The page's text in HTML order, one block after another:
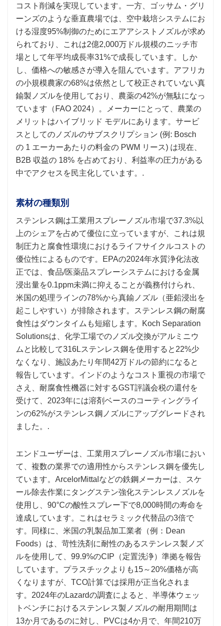
コスト削減を実現しています。一方、ゴッサム・グリ
ーンズのような垂直農場では、空中栽培システムにお
ける湿度95%制御のためにエアアシストノズルが求め
られており、これは2億2,000万ドル規模のニッチ市
場として年平均成長率31%で成長しています。しか
し、価格への敏感さが導入を阻んでいます。アフリカ
の小規模農家の68%は依然として校正されていない真
鍮製ノズルを使用しており、農薬の42%が無駄になっ
ています（FAO 2024）。メーカーにとって、農業の
メリットはハイブリッド モデルにあります。サービ
スとしてのノズルのサブスクリプション (例: Bosch
の 1 エーカーあたりの料金の PWM リース) は現在、
B2B 収益の 18% を占めており、利益率の圧力がある
中でアクセスを民主化しています。.
素材の種類別
ステンレス鋼は工業用スプレーノズル市場で37.3%以
上のシェアを占めて優位に立っていますが、これは規
制圧力と腐食性環境におけるライフサイクルコストの
優位性によるものです。EPAの2024年水質浄化法改
正では、食品/医薬品スプレーシステムにおける金属
浸出量を0.1ppm未満に抑えることが義務付けられ、
米国の処理ラインの78%から真鍮ノズル（亜鉛浸出を
起こしやすい）が排除されます。ステンレス鋼の耐腐
食性はダウンタイムも短縮します。Koch Separation
Solutionsは、化学工場でのノズル交換がアルミニウ
ムと比較して316Lステンレス鋼を使用すると22%少
なくなり、施設あたり年間42万ドルの節約になると
報告しています。インドのようなコスト重視の市場で
さえ、耐腐食性機器に対するGST評議会税の還付を
受けて、2023年には溶剤ベースのコーティングライ
ンの62%がステンレス鋼ノズルにアップグレードされ
ました。.
エンドユーザーは、工業用スプレーノズル市場におい
て、複数の業界での適用性からステンレス鋼を優先し
ています。ArcelorMittalなどの鉄鋼メーカーは、スケ
ール除去作業にタングステン強化ステンレスノズルを
使用し、90°Cの酸性スプレー下で8,000時間の寿命を
達成しています。これはセラミック代替品の3倍で
す。同様に、米国の乳製品加工業者（例：Dean
Foods）は、苛性洗剤に耐性のあるステンレス製ノズ
ルを使用して、99.9%のCIP（定置洗浄）準拠を報告
しています。プラスチックよりも15～20%価格が高
くなりますが、TCO計算では採用が正当化されま
す。2024年のLazardの調査によると、半導体ウェッ
トベンチにおけるステンレス製ノズルの耐用期間は
13か月であるのに対し、PVCは4か月で、年間210万